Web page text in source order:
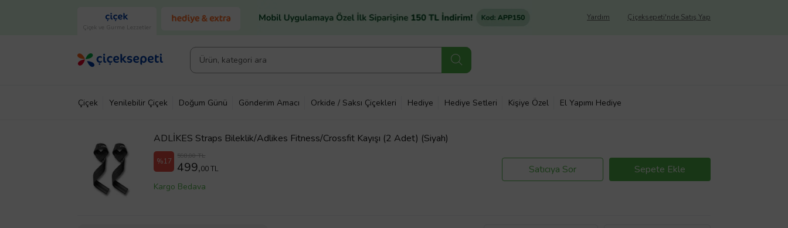
Çiçek ve Gurme Lezzetler
Çiçeksepeti'nde Satış Yap
Yardım
Çiçek Yenilebilir Çiçek Doğum Günü Gönderim Amacı Orkide / Saksı Çiçekleri Hediye Hediye Setleri Kişiye Özel El Yapımı Hediye
ADLİKES Straps Bileklik/Adlikes Fitness/Crossfit Kayışı (2 Adet) (Siyah)
%17
598,00 TL
499,00 TL
Kargo Bedava
Satıcıya Sor Sepete Ekle